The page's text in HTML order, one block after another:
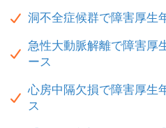
洞不全症候群で障害厚生
急性大動脈解離で障害厚
ース
心房中隔欠損で障害厚生
ス